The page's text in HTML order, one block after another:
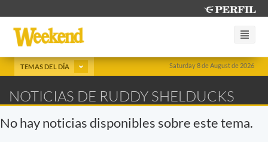
Saturday 8 de August de 2026
TEMAS DEL DÍA
NOTICIAS DE RUDDY SHELDUCKS
No hay noticias disponibles sobre este tema.